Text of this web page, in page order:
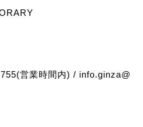
営業時間内) / info.ginza@